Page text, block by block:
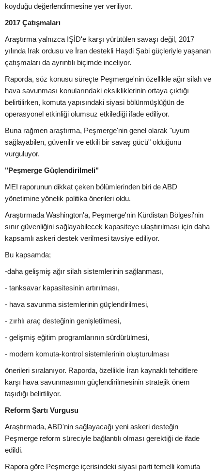
koyduğu değerlendirmesine yer veriliyor.
2017 Çatışmaları
Araştırma yalnızca IŞİD'e karşı yürütülen savaşı değil, 2017
yılında Irak ordusu ve İran destekli Haşdi Şabi güçleriyle yaşanan
çatışmaları da ayrıntılı biçimde inceliyor.
Raporda, söz konusu süreçte Peşmerge'nin özellikle ağır silah ve
hava savunması konularındaki eksikliklerinin ortaya çıktığı
belirtilirken, komuta yapısındaki siyasi bölünmüşlüğün de
operasyonel etkinliği olumsuz etkilediği ifade ediliyor.
Buna rağmen araştırma, Peşmerge'nin genel olarak "uyum
sağlayabilen, güvenilir ve etkili bir savaş gücü" olduğunu
vurguluyor.
"Peşmerge Güçlendirilmeli"
MEI raporunun dikkat çeken bölümlerinden biri de ABD
yönetimine yönelik politika önerileri oldu.
Araştırmada Washington'a, Peşmerge'nin Kürdistan Bölgesi'nin
sınır güvenliğini sağlayabilecek kapasiteye ulaştırılması için daha
kapsamlı askeri destek verilmesi tavsiye ediliyor.
Bu kapsamda;
-daha gelişmiş ağır silah sistemlerinin sağlanması,
- tanksavar kapasitesinin artırılması,
- hava savunma sistemlerinin güçlendirilmesi,
- zırhlı araç desteğinin genişletilmesi,
- gelişmiş eğitim programlarının sürdürülmesi,
- modern komuta-kontrol sistemlerinin oluşturulması
önerileri sıralanıyor. Raporda, özellikle İran kaynaklı tehditlere
karşı hava savunmasının güçlendirilmesinin stratejik önem
taşıdığı belirtiliyor.
Reform Şartı Vurgusu
Araştırmada, ABD'nin sağlayacağı yeni askeri desteğin
Peşmerge reform süreciyle bağlantılı olması gerektiği de ifade
edildi.
Rapora göre Peşmerge içerisindeki siyasi parti temelli komuta